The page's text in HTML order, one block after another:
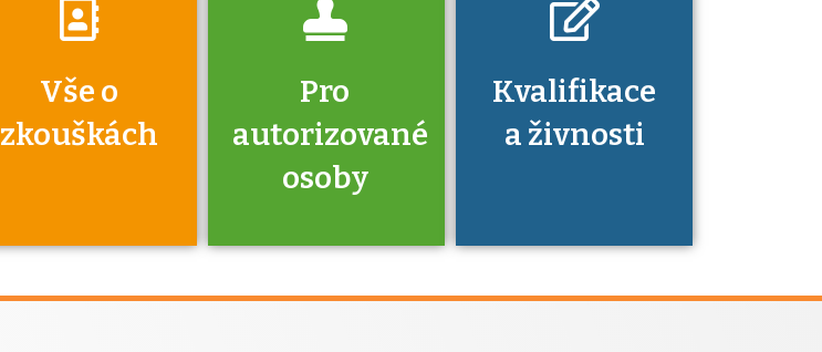
Vše o
zkouškách
Pro
autorizované
osoby
Kvalifikace
a živnosti